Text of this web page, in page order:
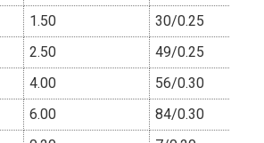
1.50
30/0.25
2.50
49/0.25
4.00
56/0.30
6.00
84/0.30